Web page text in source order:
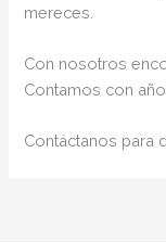
mereces.
Con nosotros
Contamos con
Contáctanos para